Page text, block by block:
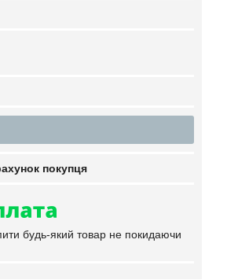
покупця
будь-який товар не покидаючи